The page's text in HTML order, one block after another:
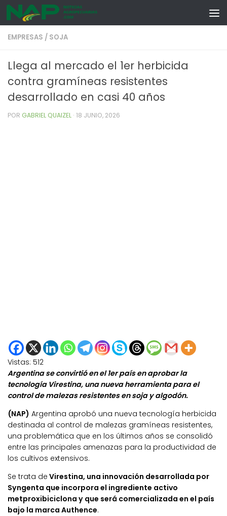
Skip to content
EMPRESAS / SOJA
Llega al mercado el 1er herbicida
contra gramíneas resistentes
desarrollado en casi 40 años
POR GABRIEL QUAIZEL · 18 JUNIO, 2026
Vistas: 512
Argentina se convirtió en el 1er país en aprobar la
tecnología Virestina, una nueva herramienta para el
control de malezas resistentes en soja y algodón.
(NAP) Argentina aprobó una nueva tecnología herbicida
destinada al control de malezas gramíneas resistentes,
una problemática que en los últimos años se consolidó
entre las principales amenazas para la productividad de
los cultivos extensivos.
Se trata de Virestina, una innovación desarrollada por
Syngenta que incorpora el ingrediente activo
metproxibiciclona y que será comercializada en el país
bajo la marca Authence.